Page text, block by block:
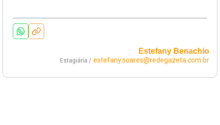
Estefany Benachio
Estagiária / estefany.soares@redegazeta.com.br